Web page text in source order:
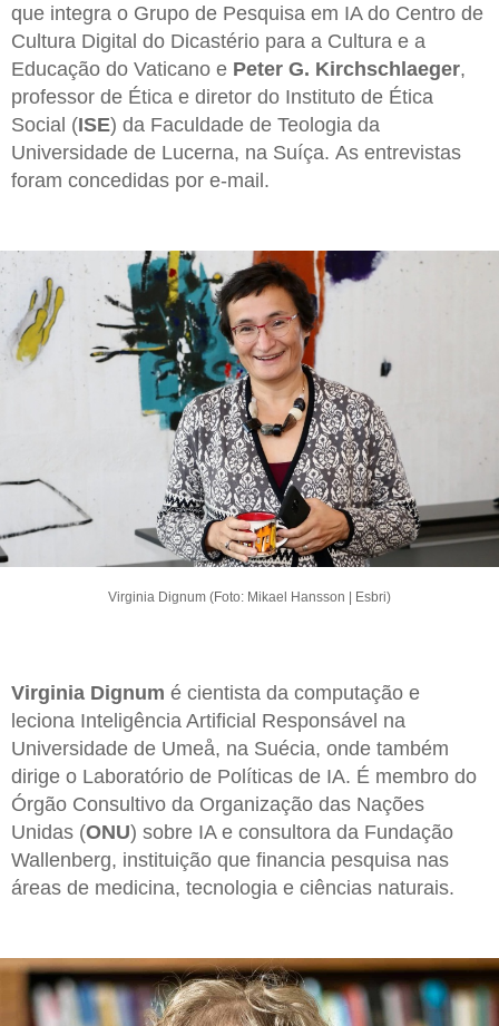
que integra o Grupo de Pesquisa em IA do Centro de
Cultura Digital do Dicastério para a Cultura e a
Educação do Vaticano e Peter G. Kirchschlaeger,
professor de Ética e diretor do Instituto de Ética
Social (ISE) da Faculdade de Teologia da
Universidade de Lucerna, na Suíça. As entrevistas
foram concedidas por e-mail.
Virginia Dignum (Foto: Mikael Hansson | Esbri)
Virginia Dignum é cientista da computação e
leciona Inteligência Artificial Responsável na
Universidade de Umeå, na Suécia, onde também
dirige o Laboratório de Políticas de IA. É membro do
Órgão Consultivo da Organização das Nações
Unidas (ONU) sobre IA e consultora da Fundação
Wallenberg, instituição que financia pesquisa nas
áreas de medicina, tecnologia e ciências naturais.